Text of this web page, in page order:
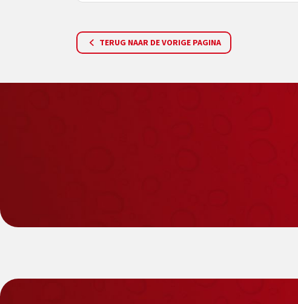
TERUG NAAR DE VORIGE PAGINA